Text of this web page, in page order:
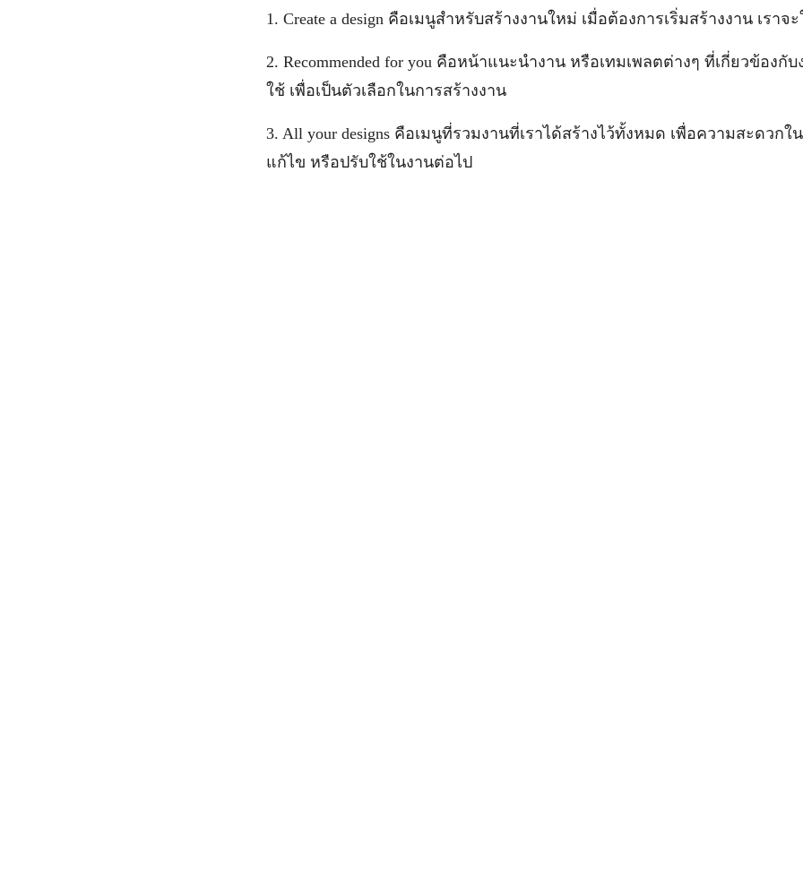
1. Create a design คือเมนูสำหรับสร้างงานใหม่ เมื่อต้องการเริ่มสร้างงาน เราจ
2. Recommended for you คือหน้าแนะนำงาน หรือเทมเพลตต่างๆ ที่เกี่ยวข้องกั
ใช้ เพื่อเป็นตัวเลือกในการสร้างงาน
3. All your designs คือเมนูที่รวมงานที่เราได้สร้างไว้ทั้งหมด เพื่อความสะดวกใ
แก้ไข หรือปรับใช้ในงานต่อไป